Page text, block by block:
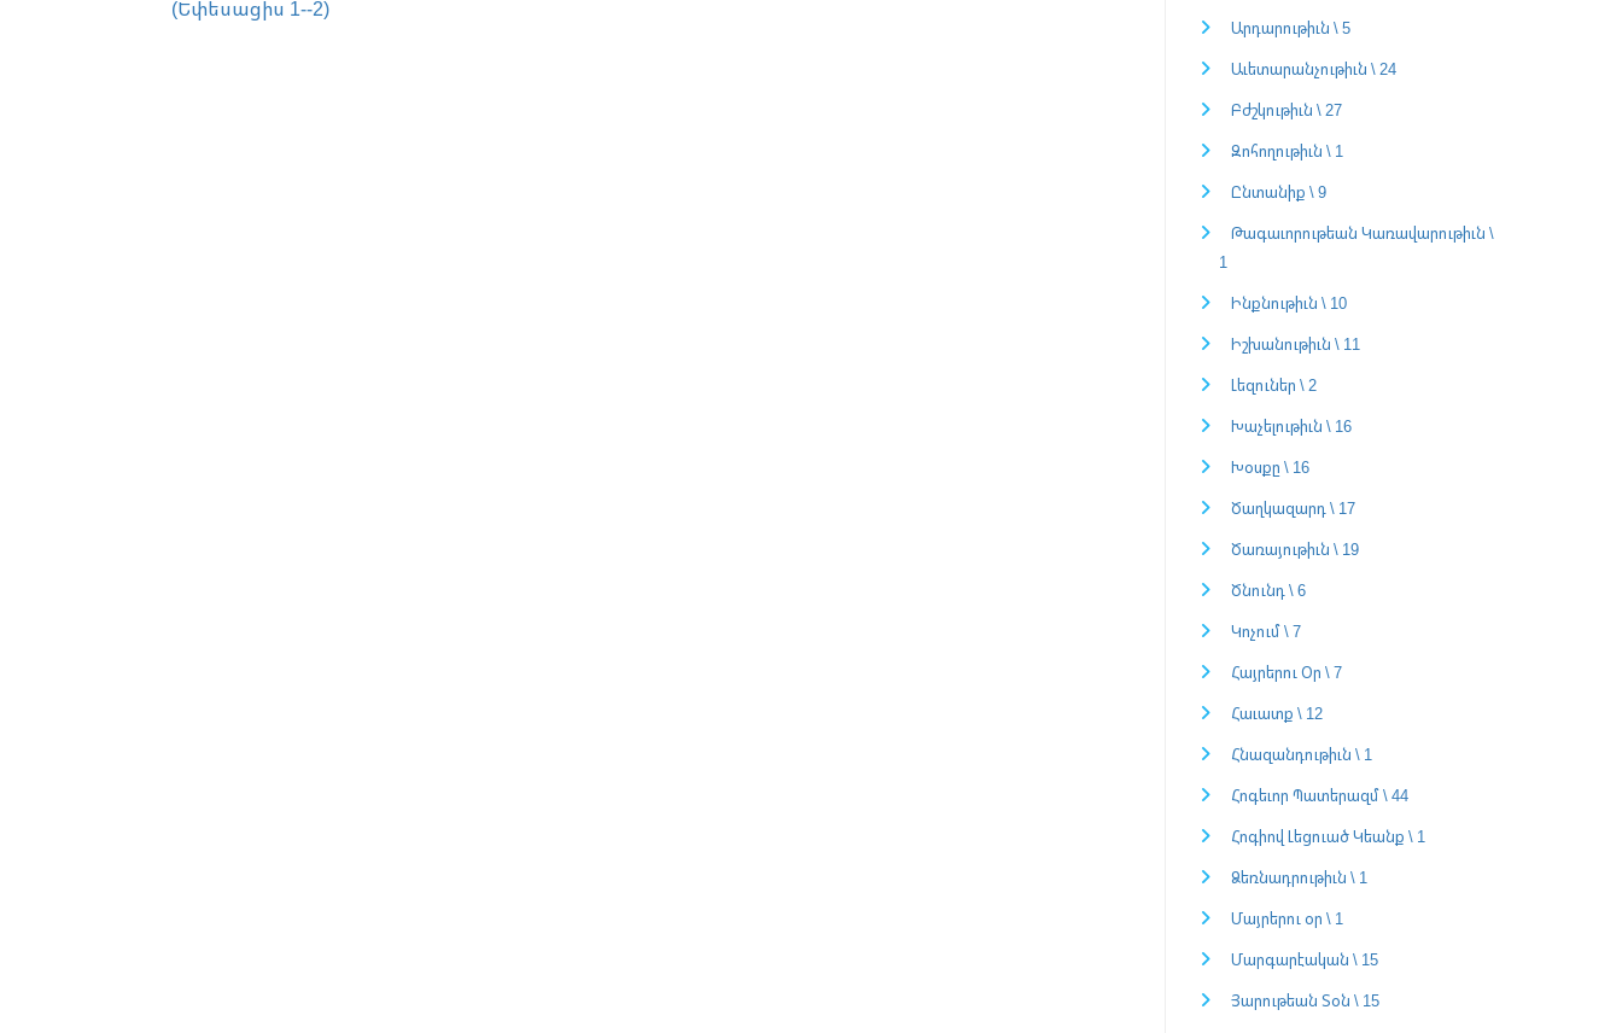
(Եփեսացիս 1--2)
Արդարութիւն \ 5
Աւետարանչութիւն \ 24
Բժշկութիւն \ 27
Զոհողութիւն \ 1
Ընտանիք \ 9
Թագաւորութեան Կառավարութիւն \
1
Ինքնութիւն \ 10
Իշխանութիւն \ 11
Լեզուներ \ 2
Խաչելութիւն \ 16
Խօսքը \ 16
Ծաղկազարդ \ 17
Ծառայութիւն \ 19
Ծնունդ \ 6
Կոչում \ 7
Հայրերու Օր \ 7
Հաւատք \ 12
Հնազանդութիւն \ 1
Հոգեւոր Պատերազմ \ 44
Հոգիով Լեցուած Կեանք \ 1
Ձեռնադրութիւն \ 1
Մայրերու օր \ 1
Մարգարէական \ 15
Յարութեան Տօն \ 15